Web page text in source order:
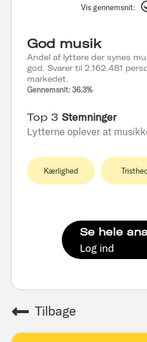
Vis gennemsnit:
God musik
Andel af lyttere der synes
god. Svarer til 2.162.481
markedet.
Gennemsnit: 36.3%
Top 3 Stemninger
Lytterne oplever at
Kærlighed
Se hele
Log ind
Tilbage